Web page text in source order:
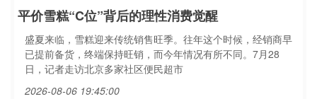
平价雪糕“C位”背后的理性消费觉醒
盛夏来临，雪糕迎来传统销售旺季。往年这个时候，经销商早
已提前备货，终端保持旺销，而今年情况有所不同。7月28
日，记者走访北京多家社区便民超市
2026-08-06 19:45:00